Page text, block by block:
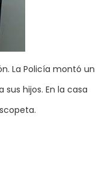
La Policía montó un
hijos. En la casa